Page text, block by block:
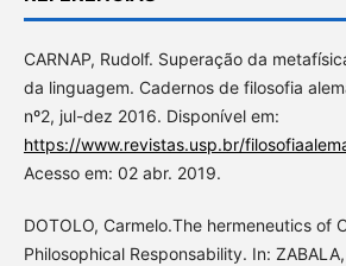
CARNAP, Rudolf. Superação da
da linguagem. Cadernos de filosofia
nº2, jul-dez 2016. Disponível em:
https://www.revistas.usp.br/
Acesso em: 02 abr. 2019.
DOTOLO, Carmelo.The hermeneutics of
Philosophical Responsability. In: